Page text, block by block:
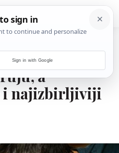
roditelji
a
i najizbirljiviji
Sign in with Google